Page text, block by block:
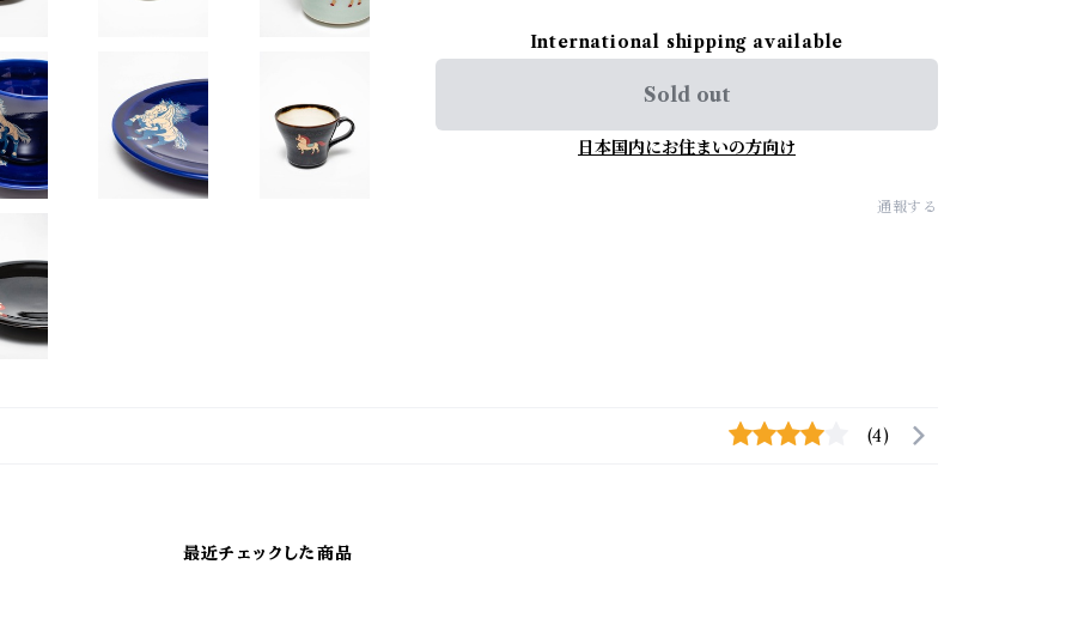
International shipping available
Sold out
日本国内にお住まいの方向け
通報する
(4)
最近チェックした商品